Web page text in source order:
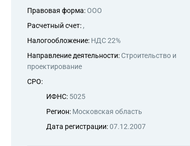
Правовая форма: ООО
Расчетный счет: ,
Налогообложение: НДС 22%
Направление деятельности: Строительство и
проектирование
СРО:
ИФНС: 5025
Регион: Московская область
Дата регистрации:07.12.2007